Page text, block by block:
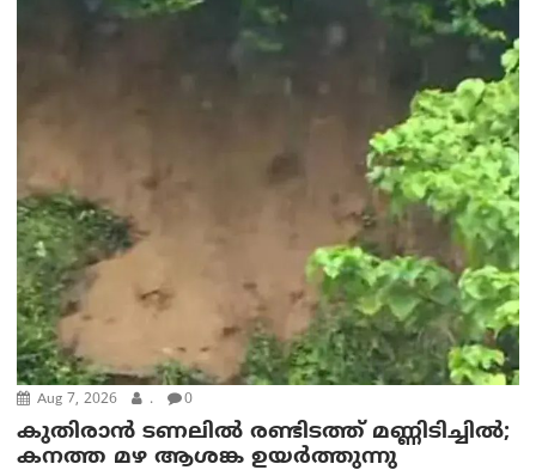
Aug 7, 2026 . 0
കുതിരാൻ ടണലിൽ രണ്ടിടത്ത് മണ്ണിടിച്ചിൽ;
കനത്ത മഴ ആശങ്ക ഉയർത്തുന്നു